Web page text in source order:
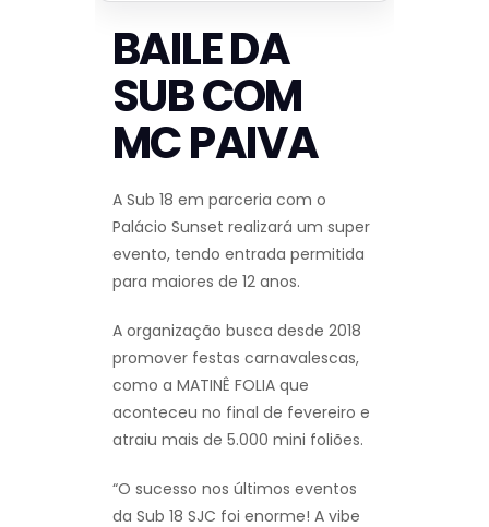
BAILE DA
SUB COM
MC PAIVA
A Sub 18 em parceria com o
Palácio Sunset realizará um super
evento, tendo entrada permitida
para maiores de 12 anos.
A organização busca desde 2018
promover festas carnavalescas,
como a MATINÊ FOLIA que
aconteceu no final de fevereiro e
atraiu mais de 5.000 mini foliões.
“O sucesso nos últimos eventos
da Sub 18 SJC foi enorme! A vibe